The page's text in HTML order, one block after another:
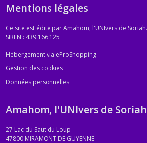
Mentions légales
Ce site est édité par Amahom, l'UNIvers de Soriah.
SIREN : 439 166 125
Hébergement via eProShopping
Gestion des cookies
Données personnelles
Amahom, l'UNIvers de Soriah
27 Lac du Saut du Loup
47800 MIRAMONT DE GUYENNE